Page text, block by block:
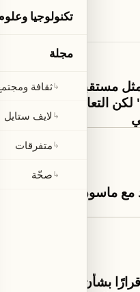
مستقبل برشلونة..
التعاقد معه كان
ماسون غرينوود قبل
بشأن ماركوس
تكنولوجيا
مجلة
↳ثقافة
↳ لايف ستايل
↳متفرقات
↳صحّة